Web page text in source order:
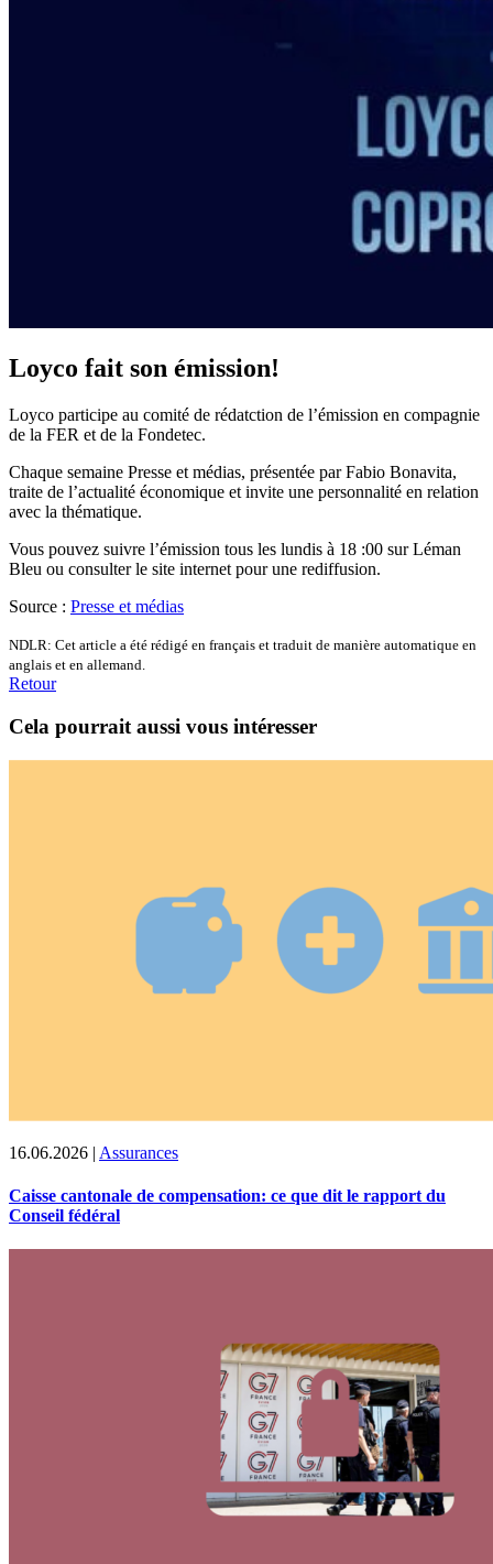
Loyco fait son émission!
Loyco participe au comité de rédatction de l’émission en compagnie
de la FER et de la Fondetec.
Chaque semaine Presse et médias, présentée par Fabio Bonavita,
traite de l’actualité économique et invite une personnalité en relation
avec la thématique.
Vous pouvez suivre l’émission tous les lundis à 18 :00 sur Léman
Bleu ou consulter le site internet pour une rediffusion.
Source : Presse et médias
NDLR: Cet article a été rédigé en français et traduit de manière automatique en
anglais et en allemand.
Retour
Cela pourrait aussi vous intéresser
16.06.2026 | Assurances
Caisse cantonale de compensation: ce que dit le rapport du
Conseil fédéral